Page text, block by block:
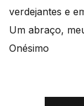
verdejantes e
Um abraço,
Onésimo